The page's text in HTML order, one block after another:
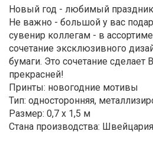
Новый год - любимый праздник
Не важно - большой у вас
сувенир коллегам - в
сочетание эксклюзивного
бумаги. Это сочетание
прекрасней!
Принты: новогодние мотивы
Тип: односторонняя,
Размер:
Стана производства: Швейцария